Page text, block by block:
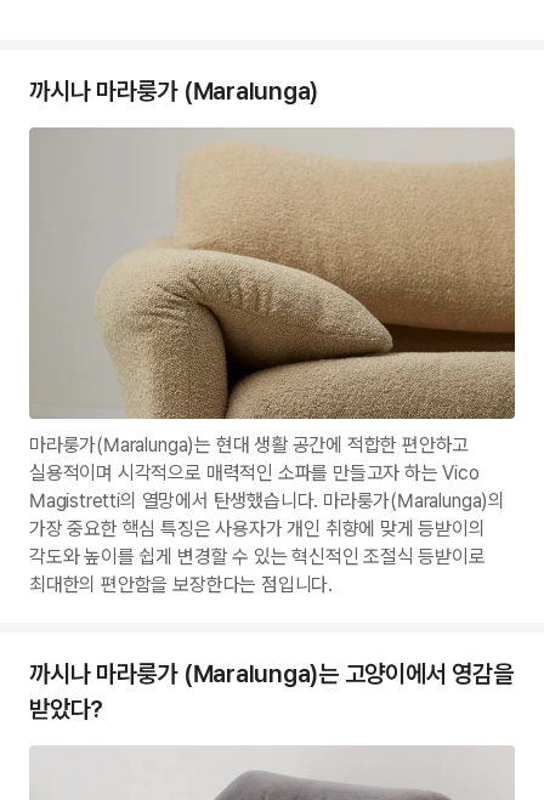
까시나 마라룽가 (Maralunga)
마라룽가(Maralunga)는 현대 생활 공간에 적합한 편안하고
실용적이며 시각적으로 매력적인 소파를 만들고자 하는 Vico
Magistretti의 열망에서 탄생했습니다. 마라룽가(Maralunga)의
가장 중요한 핵심 특징은 사용자가 개인 취향에 맞게 등받이의
각도와 높이를 쉽게 변경할 수 있는 혁신적인 조절식 등받이로
최대한의 편안함을 보장한다는 점입니다.
까시나 마라룽가 (Maralunga)는 고양이에서 영감을
받았다?